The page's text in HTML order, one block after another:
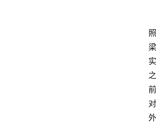
照
梁
实
之
前
对
外